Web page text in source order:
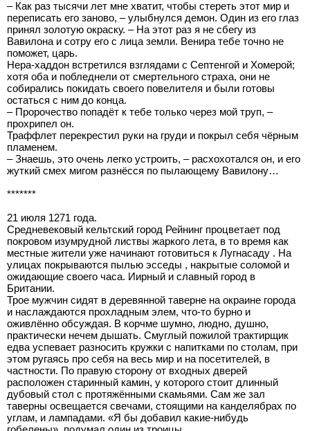
– Как раз тысячи лет мне хватит, чтобы стереть этот мир и
переписать его заново, – улыбнулся демон. Один из его глаз
принял золотую окраску. – На этот раз я не сбегу из
Вавилона и сотру его с лица земли. Венира тебе точно не
поможет, царь.
Нера-хаддон встретился взглядами с Септенгой и Хомерой;
хотя оба и побледнели от смертельного страха, они не
собирались покидать своего повелителя и были готовы
остаться с ним до конца.
– Пророчество попадёт к тебе только через мой труп, –
прохрипел он.
Траффлет перекрестил руки на груди и покрыл себя чёрным
пламенем.
– Знаешь, это очень легко устроить, – расхохотался он, и его
жуткий смех мигом разнёсся по пылающему Вавилону…
*******
21 июля 1271 года.
Средневековый кельтский город Рейнинг процветает под
покровом изумрудной листвы жаркого лета, в то время как
местные жители уже начинают готовиться к Лугнасаду . На
улицах покрываются пылью эсседы , накрытые соломой и
ожидающие своего часа. Иирный и славный город в
Британии.
Трое мужчин сидят в деревянной таверне на окраине города
и наслаждаются прохладным элем, что-то бурно и
оживлённо обсуждая. В корчме шумно, людно, душно,
практически нечем дышать. Смуглый пожилой трактирщик
едва успевает разносить кружки с напитками по столам, при
этом ругаясь про себя на весь мир и на посетителей, в
частности. По правую сторону от входных дверей
расположен старинный камин, у которого стоит длинный
дубовый стол с протяжёнными скамьями. Сам же зал
таверны освещается свечами, стоящими на канделябрах по
углам, и лампадами. «Я бы добавил какие-нибудь